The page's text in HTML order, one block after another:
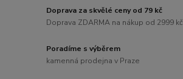
Doprava za skvělé ceny od 79 kč
Doprava ZDARMA na nákup od 2999 kč
Poradíme s výběrem
kamenná prodejna v Praze